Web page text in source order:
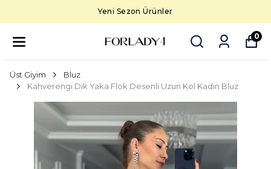
Yeni Sezon Ürünler
0
Üst Giyim
Bluz
Kahverengi Dik Yaka Flok Desenli Uzun Kol Kadın Bluz